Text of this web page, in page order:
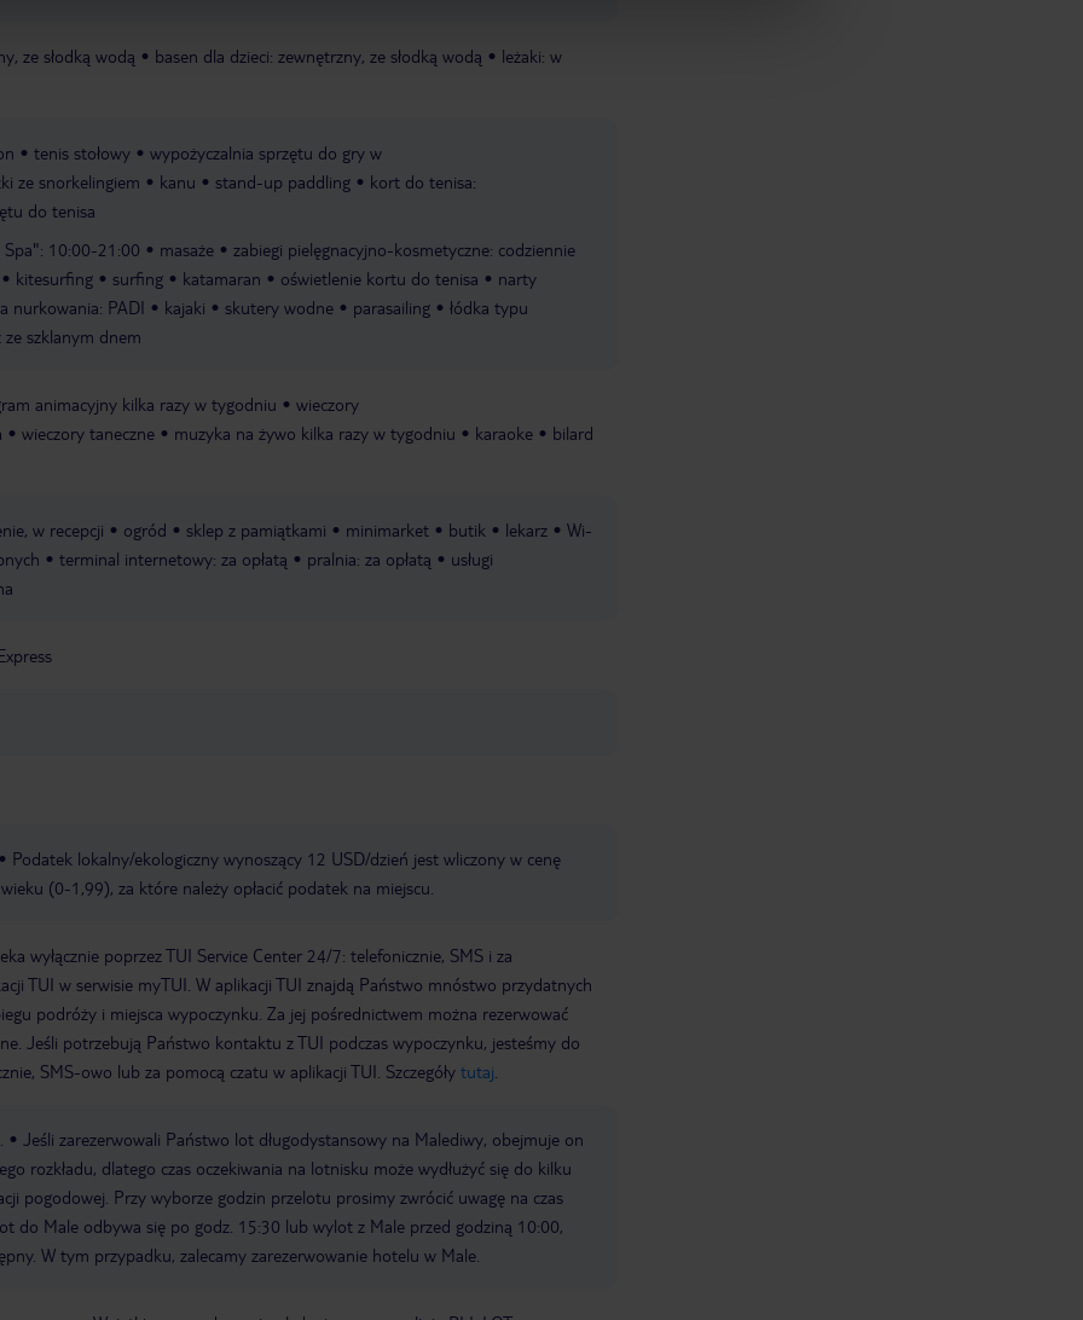
ze słodką wodą basen dla dzieci: zewnętrzny, ze słodką wodą
leżaki: w
tenis stołowy
wypożyczalnia sprzętu do gry w
ze snorkelingiem kanu stand-up paddling
kort do tenisa:
do tenisa
Spa": 10:00-21:00 masaże
zabiegi pielęgnacyjno-kosmetyczne: codziennie
kitesurfing surfing katamaran oświetlenie kortu do tenisa
narty
nurkowania: PADI kajaki skutery wodne parasailing
łódka typu
ze szklanym dnem
animacyjny kilka razy w tygodniu
wieczory
wieczory taneczne muzyka na żywo kilka razy w tygodniu karaoke
bilard
w recepcji ogród sklep z pamiątkami minimarket butik lekarz
Wi-
terminal internetowy: za opłatą pralnia: za opłatą
usługi
Podatek lokalny/ekologiczny wynoszący 12 USD/dzień jest wliczony w cenę
(0-1,99), za które należy opłacić podatek na miejscu.
wyłącznie poprzez TUI Service Center 24/7: telefonicznie, SMS i za
TUI w serwisie myTUI. W aplikacji TUI znajdą Państwo mnóstwo przydatnych
podróży i miejsca wypoczynku. Za jej pośrednictwem można rezerwować
Jeśli potrzebują Państwo kontaktu z TUI podczas wypoczynku, jesteśmy do
SMS-owo lub za pomocą czatu w aplikacji TUI. Szczegóły tutaj
Jeśli zarezerwowali Państwo lot długodystansowy na Malediwy, obejmuje on
rozkładu, dlatego czas oczekiwania na lotnisku może wydłużyć się do kilku
pogodowej. Przy wyborze godzin przelotu prosimy zwrócić uwagę na czas
do Male odbywa się po godz. 15:30 lub wylot z Male przed godziną 10:00,
W tym przypadku, zalecamy zarezerwowanie hotelu w Male.